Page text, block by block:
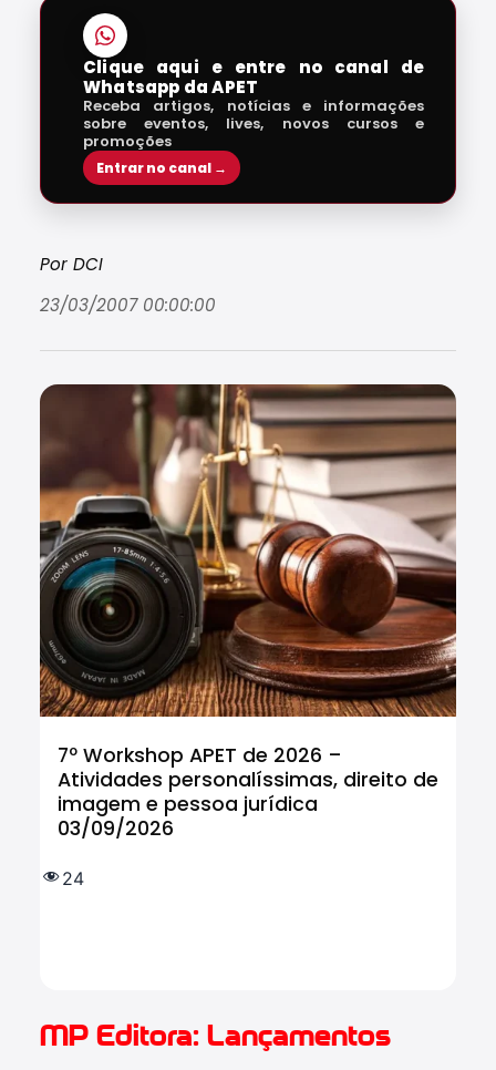
Clique aqui e entre no canal de
Whatsapp da APET
Receba artigos, notícias e informações
sobre eventos, lives, novos cursos e
promoções
Entrar no canal →
Por DCI
23/03/2007 00:00:00
7º Workshop APET de 2026 –
Atividades personalíssimas, direito de
imagem e pessoa jurídica
03/09/2026
24
MP Editora: Lançamentos